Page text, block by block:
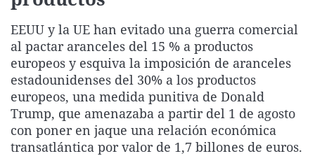
Gente viajera
Como el perro y el
Retornados
Equipo de
Operación Viuda
Galicia
La Rioja
Navarra
País Vasco
Televisión
Elecciones
EEUU y la UE han evitado una guerra comercial
al pactar aranceles del 15 % a productos
europeos y esquiva la imposición de aranceles
estadounidenses del 30% a los productos
europeos, una medida punitiva de Donald
Trump, que amenazaba a partir del 1 de agosto
con poner en jaque una relación económica
transatlántica por valor de 1,7 billones de euros.